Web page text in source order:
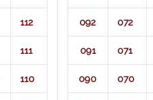
112
111
110
092 072
091 071​
090 070